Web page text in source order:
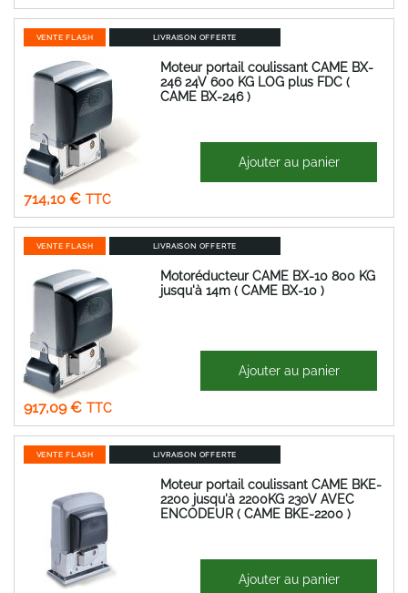
VENTE FLASH LIVRAISON OFFERTE
Moteur portail coulissant CAME BX-
246 24V 600 KG LOG plus FDC (
CAME BX-246 )
Prix
Spécial
714,10 €
595,08 €
1 222,43 € Ajouter au panier
VENTE FLASH LIVRAISON OFFERTE
Motoréducteur CAME BX-10 800 KG
jusqu'à 14m ( CAME BX-10 )
Prix
Spécial
917,09 €
764,24 €
1 403,69 € Ajouter au panier
VENTE FLASH LIVRAISON OFFERTE
Moteur portail coulissant CAME BKE-
2200 jusqu'à 2200KG 230V AVEC
ENCODEUR ( CAME BKE-2200 )
2 187,73 € Ajouter au panier